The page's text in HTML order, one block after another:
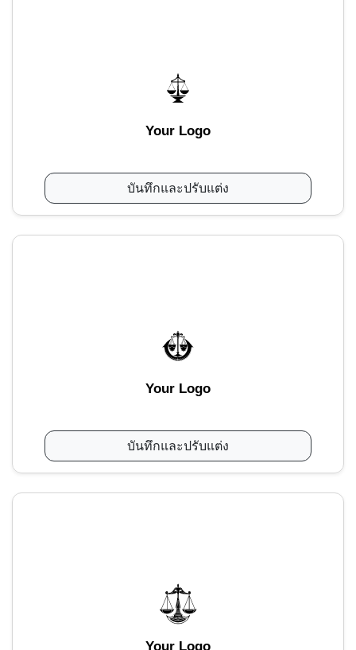
Your Logo
บันทึกและปรับแต่ง
Your Logo
บันทึกและปรับแต่ง
Your Logo